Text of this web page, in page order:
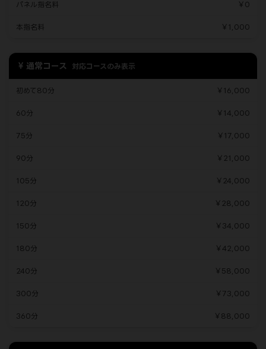
パネル指名料 ￥0
本指名料 ￥1,000
通常コース 対応コースのみ表示
初めて80分 ￥16,000
60分 ￥14,000
75分 ￥17,000
90分 ￥21,000
105分 ￥24,000
120分 ￥28,000
150分 ￥34,000
180分 ￥42,000
240分 ￥58,000
300分 ￥73,000
360分 ￥88,000